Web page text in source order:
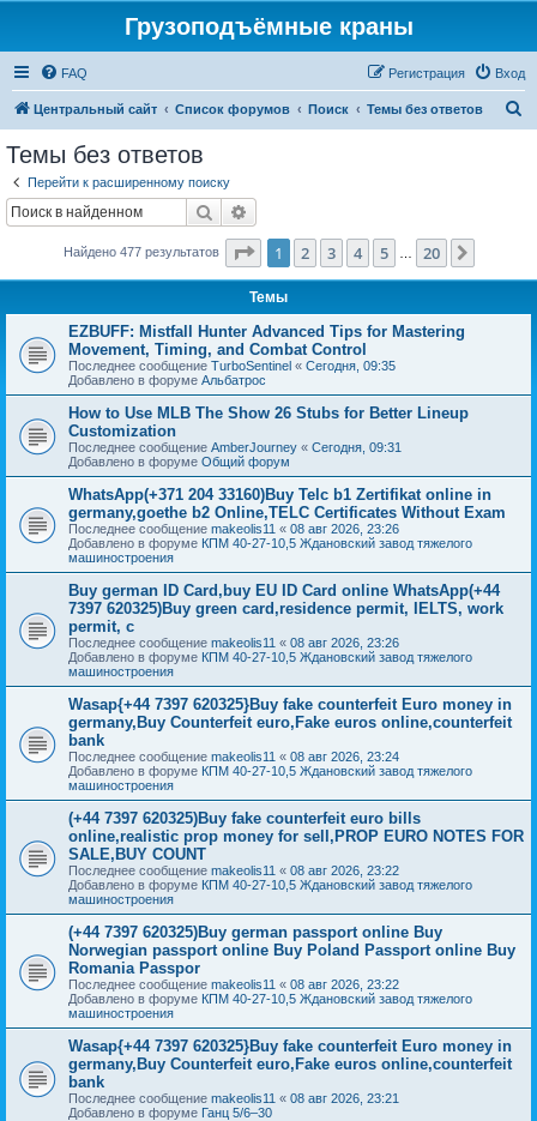
Грузоподъёмные краны
FAQ Вход
Регистрация
Центральный сайт Список форумов Поиск Темы без ответов
Темы без ответов
Перейти к расширенному поиску
Поиск
Найдено 477 результатов Страница из 20
1 2 3 4 5 20
Темы
EZBUFF: Mistfall Hunter Advanced Tips for Mastering
Movement, Timing, and Combat Control
Последнее сообщение TurboSentinel « Сегодня, 09:35
Добавлено в форуме Альбатрос
How to Use MLB The Show 26 Stubs for Better Lineup
Customization
Последнее сообщение AmberJourney « Сегодня, 09:31
Добавлено в форуме Общий форум
WhatsApp(+371 204 33160)Buy Telc b1 Zertifikat online in
germany,goethe b2 Online,TELC Certificates Without Exam
Последнее сообщение makeolis11 « 08 авг 2026, 23:26
Добавлено в форуме КПМ 40-27-10,5 Ждановский завод тяжелого
машиностроения
Buy german ID Card,buy EU ID Card online WhatsApp(+44
7397 620325)Buy green card,residence permit, IELTS, work
permit, c
Последнее сообщение makeolis11 « 08 авг 2026, 23:26
Добавлено в форуме КПМ 40-27-10,5 Ждановский завод тяжелого
машиностроения
Wasap{+44 7397 620325}Buy fake counterfeit Euro money in
germany,Buy Counterfeit euro,Fake euros online,counterfeit
bank
Последнее сообщение makeolis11 « 08 авг 2026, 23:24
Добавлено в форуме КПМ 40-27-10,5 Ждановский завод тяжелого
машиностроения
(+44 7397 620325)Buy fake counterfeit euro bills
online,realistic prop money for sell,PROP EURO NOTES FOR
SALE,BUY COUNT
Последнее сообщение makeolis11 « 08 авг 2026, 23:22
Добавлено в форуме КПМ 40-27-10,5 Ждановский завод тяжелого
машиностроения
(+44 7397 620325)Buy german passport online Buy
Norwegian passport online Buy Poland Passport online Buy
Romania Passpor
Последнее сообщение makeolis11 « 08 авг 2026, 23:22
Добавлено в форуме КПМ 40-27-10,5 Ждановский завод тяжелого
машиностроения
Wasap{+44 7397 620325}Buy fake counterfeit Euro money in
germany,Buy Counterfeit euro,Fake euros online,counterfeit
bank
Последнее сообщение makeolis11 « 08 авг 2026, 23:21
Добавлено в форуме Ганц 5/6–30